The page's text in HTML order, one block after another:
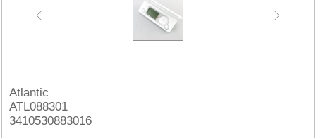
Atlantic
ATL088301
3410530883016